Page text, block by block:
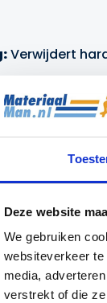
Deze website
We gebruiken
websiteverkeer
media,
verstrekt of die
Verwijdert
Tast latex,
Snel en
voor gebruik